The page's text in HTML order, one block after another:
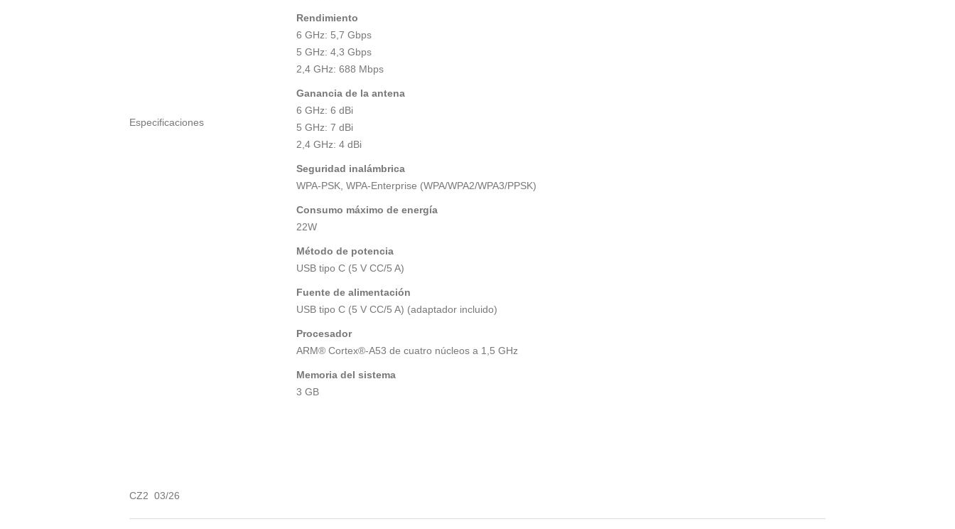
Especificaciones
Rendimiento
6 GHz: 5,7 Gbps
5 GHz: 4,3 Gbps
2,4 GHz: 688 Mbps
Ganancia de la antena
6 GHz: 6 dBi
5 GHz: 7 dBi
2,4 GHz: 4 dBi
Seguridad inalámbrica
WPA-PSK, WPA-Enterprise (WPA/WPA2/WPA3/PPSK)
Consumo máximo de energía
22W
Método de potencia
USB tipo C (5 V CC/5 A)
Fuente de alimentación
USB tipo C (5 V CC/5 A) (adaptador incluido)
Procesador
ARM® Cortex®-A53 de cuatro núcleos a 1,5 GHz
Memoria del sistema
3 GB
CZ2 03/26